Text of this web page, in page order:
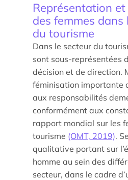
Trouver un stagiaire,
Associer nos étudiants à vos
Former vos équipes
Taxe d’apprentissage
Représentation
des femmes dans
du tourisme
Dans le secteur du
sont sous-représentées
décision et de direction.
féminisation importante
aux responsabilités
conformément aux
rapport mondial sur les
tourisme (OMT, 2019).
qualitative portant sur
homme au sein des
secteur, dans le cadre